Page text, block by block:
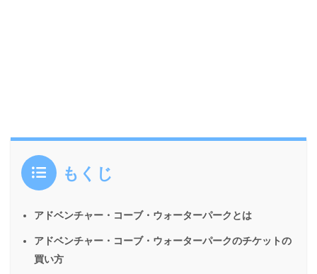
もくじ
アドベンチャー・コーブ・ウォーターパークとは
アドベンチャー・コーブ・ウォーターパークのチケットの
買い方